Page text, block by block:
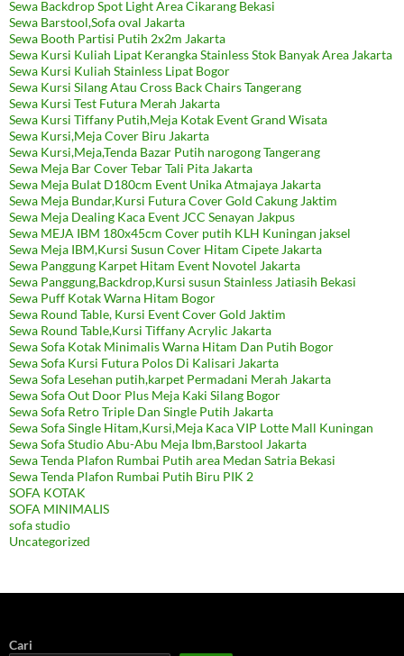
Sewa Backdrop Spot Light Area Cikarang Bekasi
Sewa Barstool,Sofa oval Jakarta
Sewa Booth Partisi Putih 2x2m Jakarta
Sewa Kursi Kuliah Lipat Kerangka Stainless Stok Banyak Area Jakarta
Sewa Kursi Kuliah Stainless Lipat Bogor
Sewa Kursi Silang Atau Cross Back Chairs Tangerang
Sewa Kursi Test Futura Merah Jakarta
Sewa Kursi Tiffany Putih,Meja Kotak Event Grand Wisata
Sewa Kursi,Meja Cover Biru Jakarta
Sewa Kursi,Meja,Tenda Bazar Putih narogong Tangerang
Sewa Meja Bar Cover Tebar Tali Pita Jakarta
Sewa Meja Bulat D180cm Event Unika Atmajaya Jakarta
Sewa Meja Bundar,Kursi Futura Cover Gold Cakung Jaktim
Sewa Meja Dealing Kaca Event JCC Senayan Jakpus
Sewa MEJA IBM 180x45cm Cover putih KLH Kuningan jaksel
Sewa Meja IBM,Kursi Susun Cover Hitam Cipete Jakarta
Sewa Panggung Karpet Hitam Event Novotel Jakarta
Sewa Panggung,Backdrop,Kursi susun Stainless Jatiasih Bekasi
Sewa Puff Kotak Warna Hitam Bogor
Sewa Round Table, Kursi Event Cover Gold Jaktim
Sewa Round Table,Kursi Tiffany Acrylic Jakarta
Sewa Sofa Kotak Minimalis Warna Hitam Dan Putih Bogor
Sewa Sofa Kursi Futura Polos Di Kalisari Jakarta
Sewa Sofa Lesehan putih,karpet Permadani Merah Jakarta
Sewa Sofa Out Door Plus Meja Kaki Silang Bogor
Sewa Sofa Retro Triple Dan Single Putih Jakarta
Sewa Sofa Single Hitam,Kursi,Meja Kaca VIP Lotte Mall Kuningan
Sewa Sofa Studio Abu-Abu Meja Ibm,Barstool Jakarta
Sewa Tenda Plafon Rumbai Putih area Medan Satria Bekasi
Sewa Tenda Plafon Rumbai Putih Biru PIK 2
SOFA KOTAK
SOFA MINIMALIS
sofa studio
Uncategorized
Cari